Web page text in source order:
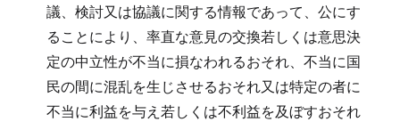
議、検討又は協議に関する情報であって、公にす
ることにより、率直な意見の交換若しくは意思決
定の中立性が不当に損なわれるおそれ、不当に国
民の間に混乱を生じさせるおそれ又は特定の者に
不当に利益を与え若しくは不利益を及ぼすおそれ